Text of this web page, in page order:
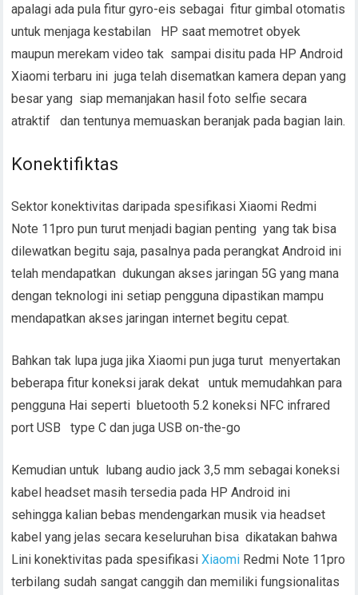
apalagi ada pula fitur gyro-eis sebagai fitur gimbal otomatis
untuk menjaga kestabilan HP saat memotret obyek
maupun merekam video tak sampai disitu pada HP Android
Xiaomi terbaru ini juga telah disematkan kamera depan yang
besar yang siap memanjakan hasil foto selfie secara
atraktif dan tentunya memuaskan beranjak pada bagian lain.
Konektifiktas
Sektor konektivitas daripada spesifikasi Xiaomi Redmi
Note 11pro pun turut menjadi bagian penting yang tak bisa
dilewatkan begitu saja, pasalnya pada perangkat Android ini
telah mendapatkan dukungan akses jaringan 5G yang mana
dengan teknologi ini setiap pengguna dipastikan mampu
mendapatkan akses jaringan internet begitu cepat.
Bahkan tak lupa juga jika Xiaomi pun juga turut menyertakan
beberapa fitur koneksi jarak dekat untuk memudahkan para
pengguna Hai seperti bluetooth 5.2 koneksi NFC infrared
port USB type C dan juga USB on-the-go
Kemudian untuk lubang audio jack 3,5 mm sebagai koneksi
kabel headset masih tersedia pada HP Android ini
sehingga kalian bebas mendengarkan musik via headset
kabel yang jelas secara keseluruhan bisa dikatakan bahwa
Lini konektivitas pada spesifikasiXiaomi Redmi Note 11pro
terbilang sudah sangat canggih dan memiliki fungsionalitas